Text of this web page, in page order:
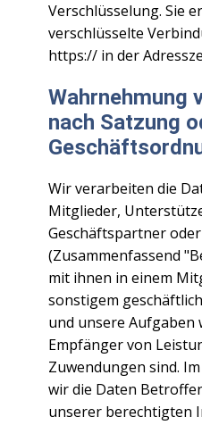
Verschlüsselung. Sie
verschlüsselte
https:// in der
Wahrnehmung
nach Satzung
Wir verarbeiten die
Mitglieder,
Geschäftspartner
(Zusammenfassend
mit ihnen in einem
sonstigem
und unsere Aufgaben
Empfänger von
Zuwendungen sind.
wir die Daten
unserer berechtigten